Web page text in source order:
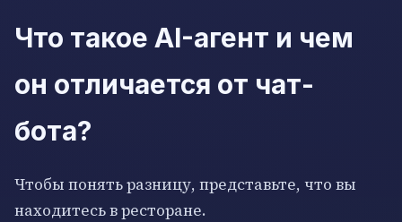
Что такое AI-агент и чем
он отличается от чат-
бота?
Чтобы понять разницу, представьте, что вы
находитесь в ресторане.